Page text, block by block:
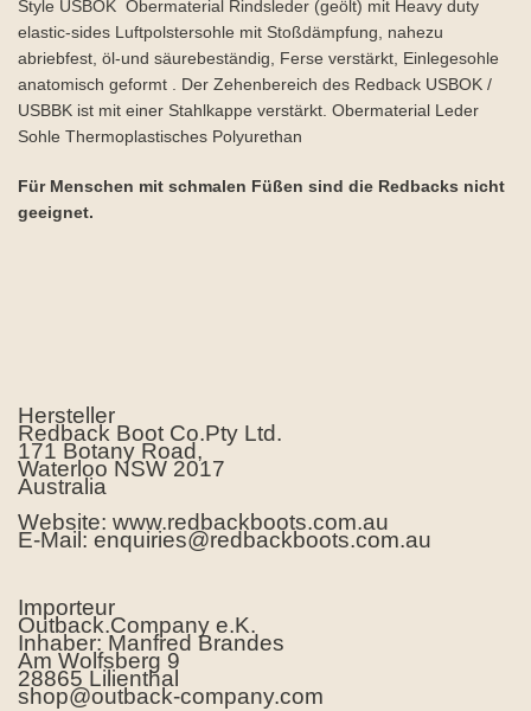
Style USBOK Obermaterial Rindsleder (geölt) mit Heavy duty
elastic-sides Luftpolstersohle mit Stoßdämpfung, nahezu
abriebfest, öl-und säurebeständig, Ferse verstärkt, Einlegesohle
anatomisch geformt . Der Zehenbereich des Redback USBOK /
USBBK ist mit einer Stahlkappe verstärkt. Obermaterial Leder
Sohle Thermoplastisches Polyurethan
Für Menschen mit schmalen Füßen sind die Redbacks nicht
geeignet.
Hersteller
Redback Boot Co.Pty Ltd.
171 Botany Road,
Waterloo NSW 2017
Australia
Website: www.redbackboots.com.au
E-Mail: enquiries@redbackboots.com.au
Importeur
Outback.Company e.K.
Inhaber: Manfred Brandes
Am Wolfsberg 9
28865 Lilienthal
shop@outback-company.com